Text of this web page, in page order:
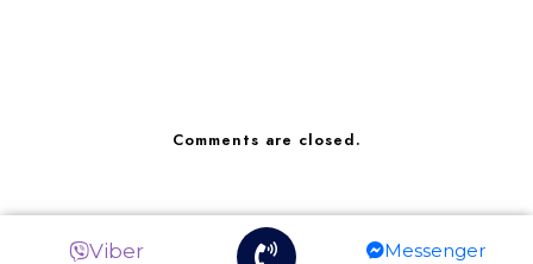
Comments are closed.
Viber Messenger